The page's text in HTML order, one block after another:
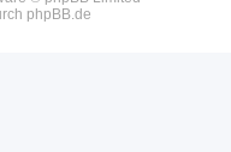
phpBB.de